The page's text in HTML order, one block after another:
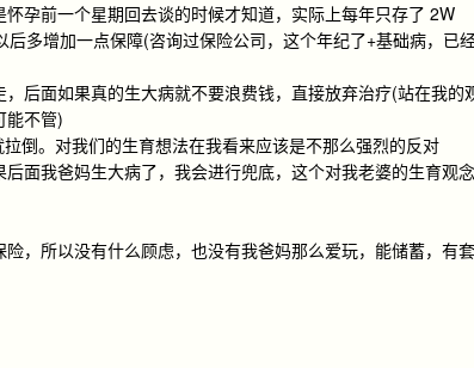
孕前一个星期回去谈的时候才知道，实际上每年只存了 2W
多增加一点保障(咨询过保险公司，这个年纪了+基础病，已
后面如果真的生大病就不要浪费钱，直接放弃治疗(站在我的
能不管)
倒。对我们的生育想法在我看来应该是不那么强烈的反对
面我爸妈生大病了，我会进行兜底，这个对我老婆的生育观念
，所以没有什么顾虑，也没有我爸妈那么爱玩，能储蓄，有套